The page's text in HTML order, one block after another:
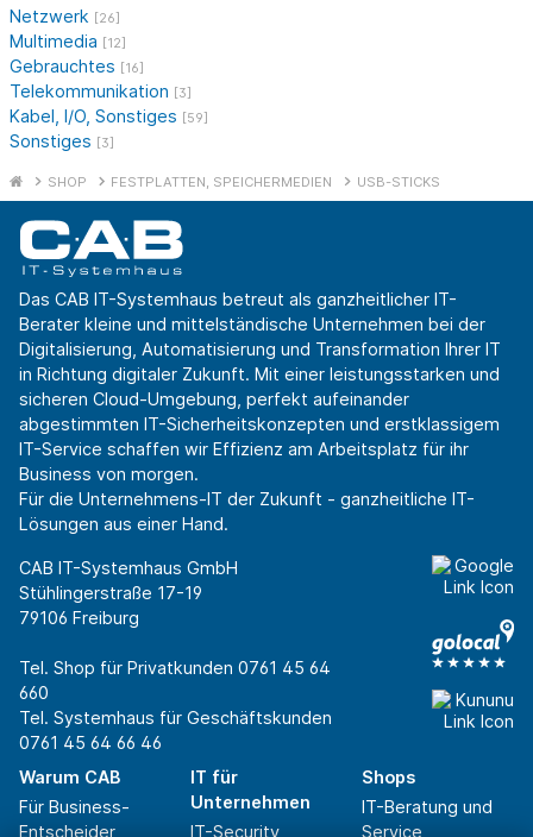
Netzwerk [26]
Multimedia [12]
Gebrauchtes [16]
Telekommunikation [3]
Kabel, I/O, Sonstiges [59]
Sonstiges [3]
SHOP FESTPLATTEN, SPEICHERMEDIEN USB-STICKS
Das CAB IT-Systemhaus betreut als ganzheitlicher IT-
Berater kleine und mittelständische Unternehmen bei der
Digitalisierung, Automatisierung und Transformation Ihrer IT
in Richtung digitaler Zukunft. Mit einer leistungsstarken und
sicheren Cloud-Umgebung, perfekt aufeinander
abgestimmten IT-Sicherheitskonzepten und erstklassigem
IT-Service schaffen wir Effizienz am Arbeitsplatz für ihr
Business von morgen.
Für die Unternehmens-IT der Zukunft - ganzheitliche IT-
Lösungen aus einer Hand.
CAB IT-Systemhaus GmbH
Stühlingerstraße 17-19
79106 Freiburg
Tel. Shop für Privatkunden 0761 45 64
660
Tel. Systemhaus für Geschäftskunden
0761 45 64 66 46
Warum CAB
Für Business-
Entscheider
IT für
Unternehmen
IT-Security
Shops
IT-Beratung und
Service